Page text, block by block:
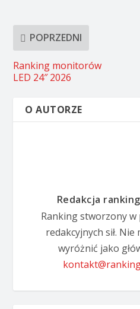
POPRZEDNI
Ranking monitorów
LED 24″ 2026
O AUTORZE
Redakcja
Ranking stworzony w
redakcyjnych sił.
wyróżnić jako